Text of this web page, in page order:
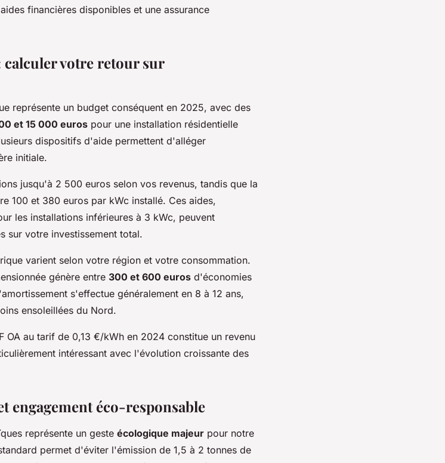
financières disponibles et une assurance
calculer votre retour sur
représente un budget conséquent en 2025, avec des
et 15 000 euros pour une installation résidentielle
dispositifs d'aide permettent d'alléger
initiale.
jusqu'à 2 500 euros selon vos revenus, tandis que la
100 et 380 euros par kWc installé. Ces aides,
les installations inférieures à 3 kWc, peuvent
sur votre investissement total.
varient selon votre région et votre consommation.
génère entre 300 et 600 euros d'économies
s'effectue généralement en 8 à 12 ans,
ensoleillées du Nord.
OA au tarif de 0,13 €/kWh en 2024 constitue un revenu
intéressant avec l'évolution croissante des
engagement éco-responsable
représente un geste écologique majeur pour notre
permet d'éviter l'émission de 1,5 à 2 tonnes de